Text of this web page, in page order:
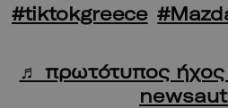
#tiktokgreece
♬ πρωτότυπος